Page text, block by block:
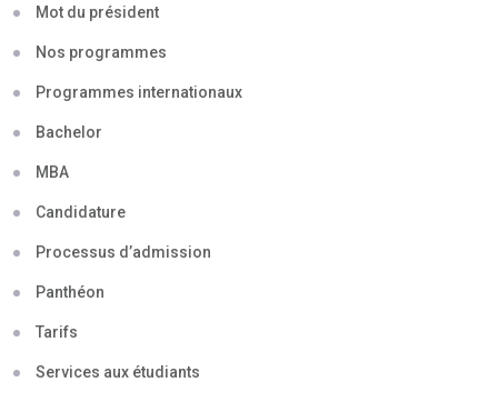
Mot du président
Nos programmes
Programmes internationaux
Bachelor
MBA
Candidature
Processus d’admission
Panthéon
Tarifs
Services aux étudiants